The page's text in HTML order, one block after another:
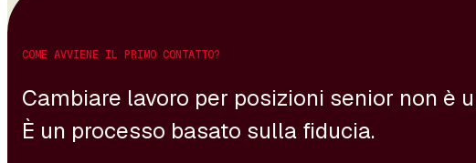
COME AVVIENE IL PRIMO CONTATTO?
Cambiare lavoro per posizioni senior non è
È un processo basato sulla fiducia.